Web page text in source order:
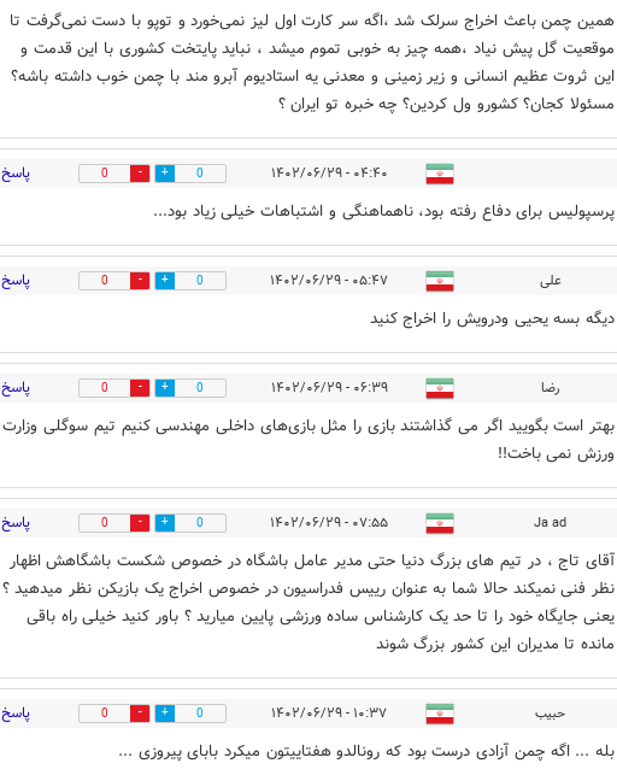
همین چمن باعث اخراج سرلک شد ،اگه سر کارت اول لیز نمی‌خورد و توپو با دست نمی‌گرفت تا
موقعیت گل پیش نیاد ،همه چیز به خوبی تموم میشد ، نباید پایتخت کشوری با این قدمت و
این ثروت عظیم انسانی و زیر زمینی و معدنی یه استادیوم آبرو مند با چمن خوب داشته باشه؟
مسئولا کجان؟ کشورو ول کردین؟ چه خبره تو ایران ؟
۰۴:۴۰ - ۱۴۰۲/۰۶/۲۹ 0
0 پاسخ
پرسپولیس برای دفاع رفته بود، ناهماهنگی و اشتباهات خیلی زیاد بود...
علی ۰۵:۴۷ - ۱۴۰۲/۰۶/۲۹ 0
0 پاسخ
دیگه بسه یحیی ودرویش را اخراج کنید
رضا ۰۶:۳۹ - ۱۴۰۲/۰۶/۲۹ 0
0 پاسخ
بهتر است بگویید اگر می گذاشتند بازی را مثل بازی‌های داخلی مهندسی کنیم تیم سوگلی وزارت
ورزش نمی باخت!!
Ja ad ۰۷:۵۵ - ۱۴۰۲/۰۶/۲۹ 0
0 پاسخ
آقای تاج ، در تیم های بزرگ دنیا حتی مدیر عامل باشگاه در خصوص شکست باشگاهش اظهار
نظر فنی نمیکند حالا شما به عنوان رییس فدراسیون در خصوص اخراج یک بازیکن نظر میدهید ؟
یعنی جایگاه خود را تا حد یک کارشناس ساده ورزشی پایین میارید ؟ باور کنید خیلی راه باقی
مانده تا مدیران این کشور بزرگ شوند
حبیب ۱۰:۳۷ - ۱۴۰۲/۰۶/۲۹ 0
0 پاسخ
بله ... اگه چمن آزادی درست بود که رونالدو هفتاییتون میکرد بابای پیروزی ...